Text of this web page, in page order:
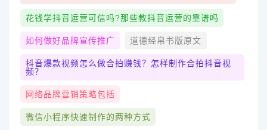
花钱学抖音运营可信吗?那些教抖音运营的靠谱吗
如何做好品牌宣传推广 道德经帛书版原文
抖音爆款视频怎么做合拍赚钱？怎样制作合拍抖音视
频？
网络品牌营销策略包括
微信小程序快速制作的两种方式